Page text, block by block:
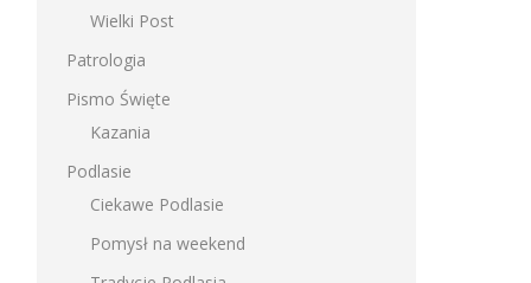
Wielki Post
Patrologia
Pismo Święte
Kazania
Podlasie
Ciekawe Podlasie
Pomysł na weekend